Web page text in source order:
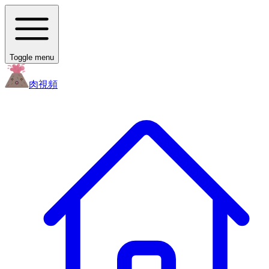
Toggle menu
肉視頻